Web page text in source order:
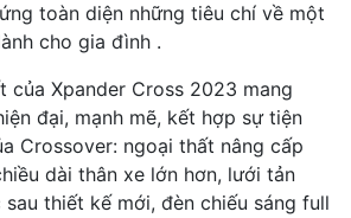
toàn diện những tiêu chí về một
cho gia đình .
của Xpander Cross 2023 mang
đại, mạnh mẽ, kết hợp sự tiện
Crossover: ngoại thất nâng cấp
dài thân xe lớn hơn, lưới tản
thiết kế mới, đèn chiếu sáng full